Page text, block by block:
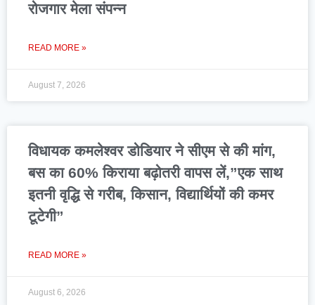
रोजगार मेला संपन्न
READ MORE »
August 7, 2026
विधायक कमलेश्वर डोडियार ने सीएम से की मांग,
बस का 60% किराया बढ़ोतरी वापस लें,”एक साथ
इतनी वृद्धि से गरीब, किसान, विद्यार्थियों की कमर
टूटेगी”
READ MORE »
August 6, 2026